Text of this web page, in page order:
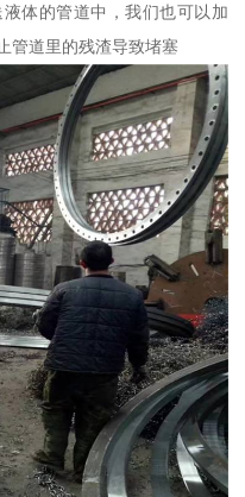
体的管道中，我们也可以加
管道里的残渣导致堵塞